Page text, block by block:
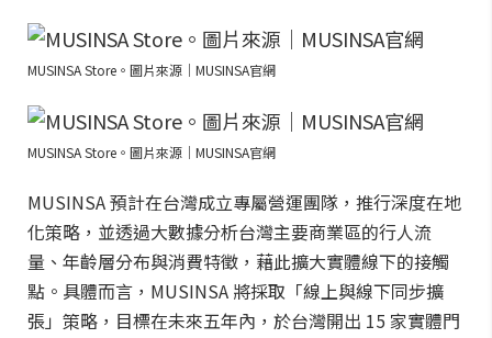
MUSINSA Store。圖片來源｜MUSINSA官網
MUSINSA Store。圖片來源｜MUSINSA官網
MUSINSA 預計在台灣成立專屬營運團隊，推行深度在地
化策略，並透過大數據分析台灣主要商業區的行人流
量、年齡層分布與消費特徵，藉此擴大實體線下的接觸
點。具體而言，MUSINSA 將採取「線上與線下同步擴
張」策略，目標在未來五年內，於台灣開出 15 家實體門